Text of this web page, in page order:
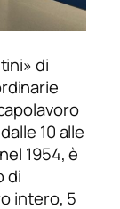
di
10 alle
1954, è
di
intero, 5